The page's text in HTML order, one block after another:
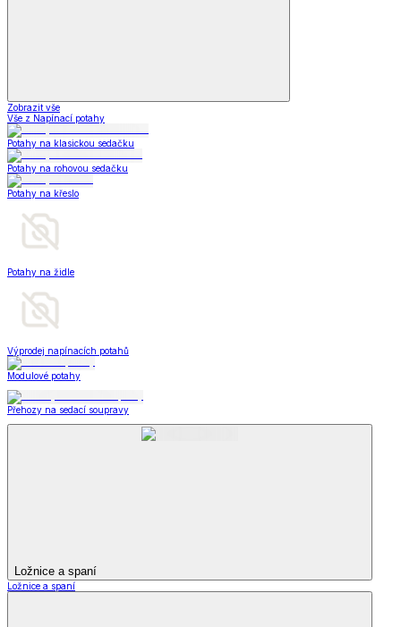
Zobrazit vše
Vše z Napínací potahy
Potahy na klasickou sedačku
Potahy na rohovou sedačku
Potahy na křeslo
Potahy na židle
Výprodej napínacích potahů
Modulové potahy
Přehozy na sedací soupravy
Ložnice a spaní
Ložnice a spaní